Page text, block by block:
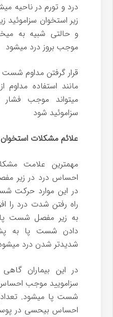
درد و تورم در ناحیه
زیر استخوان
و حالتی شبیه به
موجب بروز درد میشود
قرار گرفتن مداوم
مانند استفاده
میتواند موجب
سزاموئید شود
علائم مشکلات
مهمترین علامت
احساس درد در زیر
در این موارد حرکت
راه رفتن شدت درد را
به زیر مفصل شست
دادن شست پا به
شدیدتر شدن درد
در این بیماران
سزامویید موجب
شست پا میشود.
احساس بیحسی در